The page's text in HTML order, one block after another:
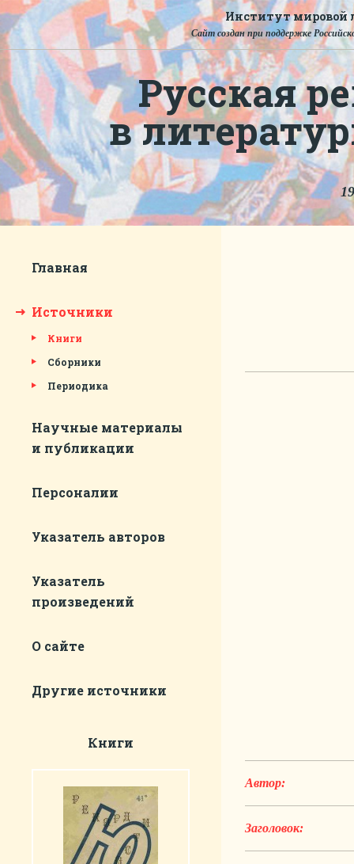
Институт мировой
Сайт создан при поддержке
Русская
в
Главная
Источники
Книги
Сборники
Периодика
Научные материалы
и публикации
Персоналии
Указатель авторов
Указатель
произведений
О сайте
Другие источники
Книги
Автор:
Заголовок: